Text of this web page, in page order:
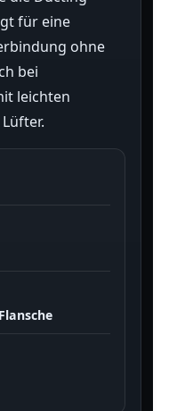
für eine
ohne
bei
leichten